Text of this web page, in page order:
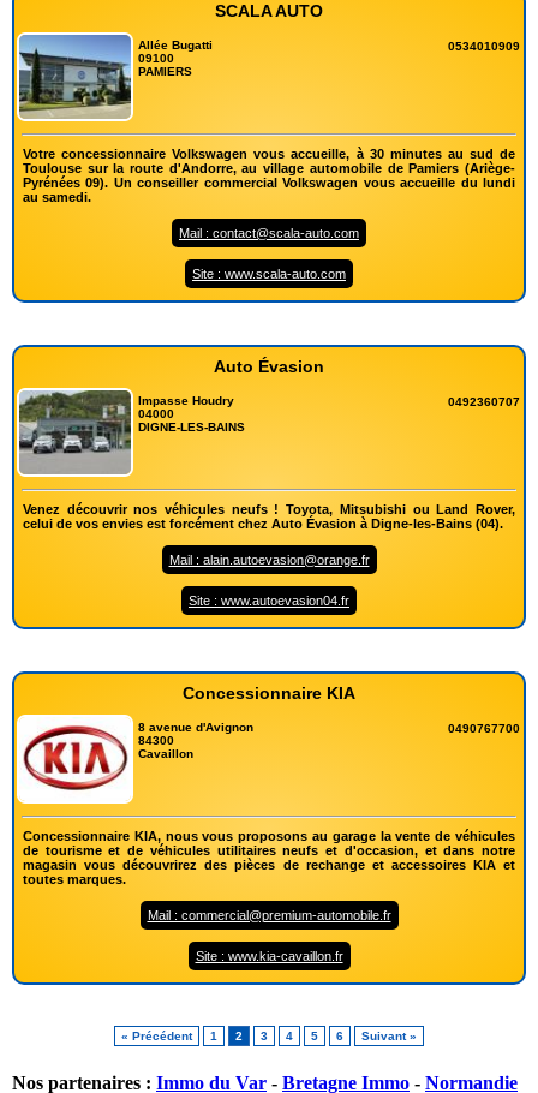
SCALA AUTO
Allée Bugatti
09100
PAMIERS
0534010909
Votre concessionnaire Volkswagen vous accueille, à 30 minutes au sud de
Toulouse sur la route d'Andorre, au village automobile de Pamiers (Ariège-
Pyrénées 09). Un conseiller commercial Volkswagen vous accueille du lundi
au samedi.
Mail : contact@scala-auto.com
Site : www.scala-auto.com
Auto Évasion
Impasse Houdry
04000
DIGNE-LES-BAINS
0492360707
Venez découvrir nos véhicules neufs ! Toyota, Mitsubishi ou Land Rover,
celui de vos envies est forcément chez Auto Évasion à Digne-les-Bains (04).
Mail : alain.autoevasion@orange.fr
Site : www.autoevasion04.fr
Concessionnaire KIA
8 avenue d'Avignon
84300
Cavaillon
0490767700
Concessionnaire KIA, nous vous proposons au garage la vente de véhicules
de tourisme et de véhicules utilitaires neufs et d'occasion, et dans notre
magasin vous découvrirez des pièces de rechange et accessoires KIA et
toutes marques.
Mail : commercial@premium-automobile.fr
Site : www.kia-cavaillon.fr
« Précédent 1 2 3 4 5 6 Suivant »
Nos partenaires : Immo du Var - Bretagne Immo - Normandie